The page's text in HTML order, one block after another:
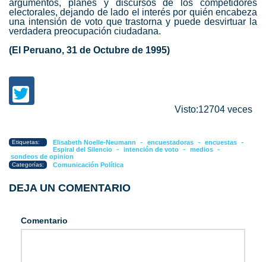
argumentos, planes y discursos de los competidores
electorales, dejando de lado el interés por quién encabeza
una intensión de voto que trastorna y puede desvirtuar la
verdadera preocupación ciudadana.
(El Peruano, 31 de Octubre de 1995)
Visto:12704 veces
Etiquetas: Elisabeth Noelle-Neumann - encuestadoras - encuestas -
Espiral del Silencio - intención de voto - medios -
sondeos de opinion
Categorías: Comunicación Política
DEJA UN COMENTARIO
Comentario